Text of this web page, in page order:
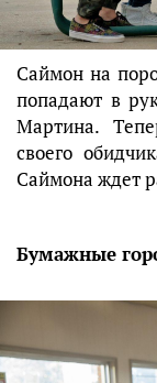
Саймон на
попадают в
Мартина.
своего
Саймона ждет
Бумажные